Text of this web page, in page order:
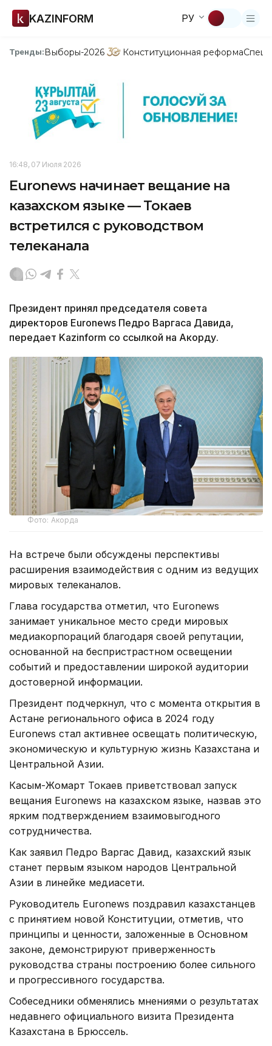
KAZINFORM РУ
Тренды:Выборы-2026 Конституционная реформа
16:48, 07 Июля 2026
Euronews начинает вещание на
казахском языке — Токаев
встретился с руководством
телеканала
Президент принял председателя совета
директоров Euronews Педро Варгаса Давида,
передает Kazinform со ссылкой на Акорду.
Фото: Акорда
На встрече были обсуждены перспективы
расширения взаимодействия с одним из ведущих
мировых телеканалов.
Глава государства отметил, что Euronews
занимает уникальное место среди мировых
медиакорпораций благодаря своей репутации,
основанной на беспристрастном освещении
событий и предоставлении широкой аудитории
достоверной информации.
Президент подчеркнул, что с момента открытия в
Астане регионального офиса в 2024 году
Euronews стал активнее освещать политическую,
экономическую и культурную жизнь Казахстана и
Центральной Азии.
Касым-Жомарт Токаев приветствовал запуск
вещания Euronews на казахском языке, назвав это
ярким подтверждением взаимовыгодного
сотрудничества.
Как заявил Педро Варгас Давид, казахский язык
станет первым языком народов Центральной
Азии в линейке медиасети.
Руководитель Euronews поздравил казахстанцев
с принятием новой Конституции, отметив, что
принципы и ценности, заложенные в Основном
законе, демонстрируют приверженность
руководства страны построению более сильного
и прогрессивного государства.
Собеседники обменялись мнениями о результатах
недавнего официального визита Президента
Казахстана в Брюссель.